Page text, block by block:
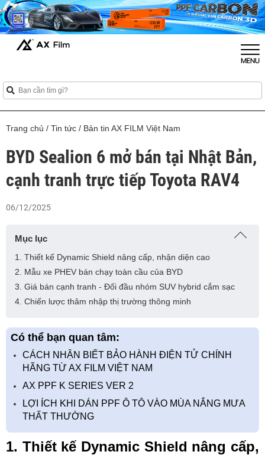
Trang chủ / Tin tức / Bản tin AX FILM Việt Nam
BYD Sealion 6 mở bán tại Nhật Bản,
cạnh tranh trực tiếp Toyota RAV4
06/12/2025
Mục lục
1. Thiết kế Dynamic Shield nâng cấp, nhận diện cao
2. Mẫu xe PHEV bán chạy toàn cầu của BYD
3. Giá bán cạnh tranh - Đối đầu nhóm SUV hybrid cắm sạc
4. Chiến lược thâm nhập thị trường thông minh
Có thể bạn quan tâm:
CÁCH NHẬN BIẾT BẢO HÀNH ĐIỆN TỬ CHÍNH
HÃNG TỪ AX FILM VIỆT NAM
AX PPF K SERIES VER 2
LỢI ÍCH KHI DÁN PPF Ô TÔ VÀO MÙA NẮNG MƯA
THẤT THƯỜNG
1. Thiết kế Dynamic Shield nâng cấp,